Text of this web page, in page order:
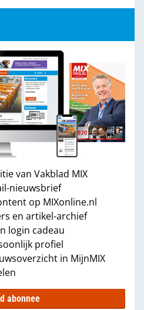
van Vakblad MIX
nieuwsbrief
op MIXonline.nl
en artikel-archief
login cadeau
profiel
in MijnMIX
abonnee